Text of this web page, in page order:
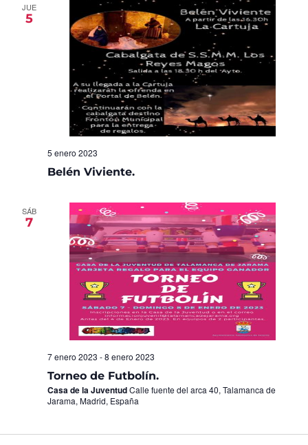
JUE
5
Belén Viviente.
5 enero 2023
SÁB
7
Torneo de Futbolín.
7 enero 2023 -8 enero 2023
Casa de la JuventudCalle fuente del arca 40, Talamanca de
Jarama, Madrid, España